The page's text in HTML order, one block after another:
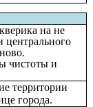
на не
центрального
чистоты и
территории
города.